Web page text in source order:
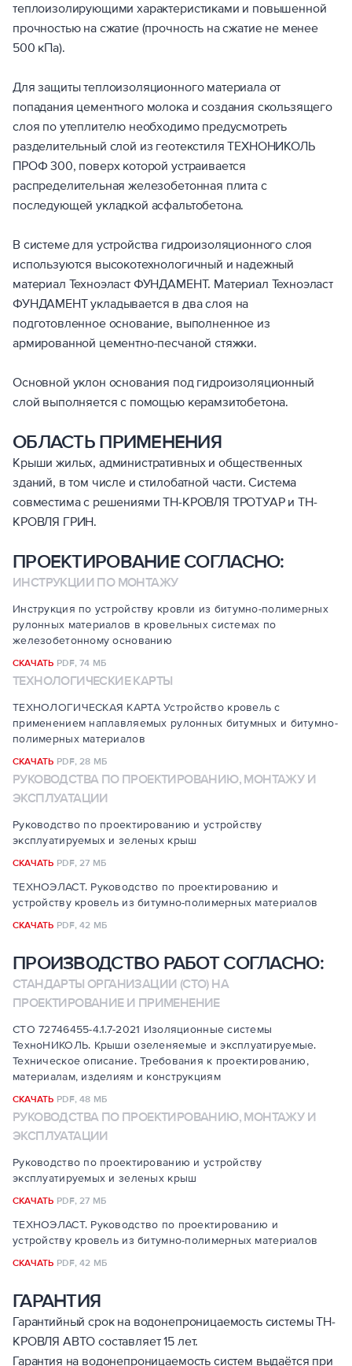
теплоизолирующими характеристиками и повышенной
прочностью на сжатие (прочность на сжатие не менее
500 кПа).
Для защиты теплоизоляционного материала от
попадания цементного молока и создания скользящего
слоя по утеплителю необходимо предусмотреть
разделительный слой из геотекстиля ТЕХНОНИКОЛЬ
ПРОФ 300, поверх которой устраивается
распределительная железобетонная плита с
последующей укладкой асфальтобетона.
В системе для устройства гидроизоляционного слоя
используются высокотехнологичный и надежный
материал Техноэласт ФУНДАМЕНТ. Материал Техноэласт
ФУНДАМЕНТ укладывается в два слоя на
подготовленное основание, выполненное из
армированной цементно-песчаной стяжки.
Основной уклон основания под гидроизоляционный
слой выполняется с помощью керамзитобетона.
ОБЛАСТЬ ПРИМЕНЕНИЯ
Крыши жилых, административных и общественных
зданий, в том числе и стилобатной части. Система
совместима с решениями ТН-КРОВЛЯ ТРОТУАР и ТН-
КРОВЛЯ ГРИН.
ПРОЕКТИРОВАНИЕ СОГЛАСНО:
ИНСТРУКЦИИ ПО МОНТАЖУ
Инструкция по устройству кровли из битумно-полимерных
рулонных материалов в кровельных системах по
железобетонному основанию
СКАЧАТЬ PDF,74 МБ
ТЕХНОЛОГИЧЕСКИЕ КАРТЫ
ТЕХНОЛОГИЧЕСКАЯ КАРТА Устройство кровель с
применением наплавляемых рулонных битумных и битумно-
полимерных материалов
СКАЧАТЬ PDF,28 МБ
РУКОВОДСТВА ПО ПРОЕКТИРОВАНИЮ, МОНТАЖУ И
ЭКСПЛУАТАЦИИ
Руководство по проектированию и устройству
эксплуатируемых и зеленых крыш
СКАЧАТЬ PDF,27 МБ
ТЕХНОЭЛАСТ. Руководство по проектированию и
устройству кровель из битумно-полимерных материалов
СКАЧАТЬ PDF,42 МБ
ПРОИЗВОДСТВО РАБОТ СОГЛАСНО:
СТАНДАРТЫ ОРГАНИЗАЦИИ (СТО) НА
ПРОЕКТИРОВАНИЕ И ПРИМЕНЕНИЕ
СТО 72746455-4.1.7-2021 Изоляционные системы
ТехноНИКОЛЬ. Крыши озеленяемые и эксплуатируемые.
Техническое описание. Требования к проектированию,
материалам, изделиям и конструкциям
СКАЧАТЬ PDF,48 МБ
РУКОВОДСТВА ПО ПРОЕКТИРОВАНИЮ, МОНТАЖУ И
ЭКСПЛУАТАЦИИ
Руководство по проектированию и устройству
эксплуатируемых и зеленых крыш
СКАЧАТЬ PDF,27 МБ
ТЕХНОЭЛАСТ. Руководство по проектированию и
устройству кровель из битумно-полимерных материалов
СКАЧАТЬ PDF,42 МБ
ГАРАНТИЯ
Гарантийный срок на водонепроницаемость системы ТН-
КРОВЛЯ АВТО составляет 15 лет.
Гарантия на водонепроницаемость систем выдаётся при